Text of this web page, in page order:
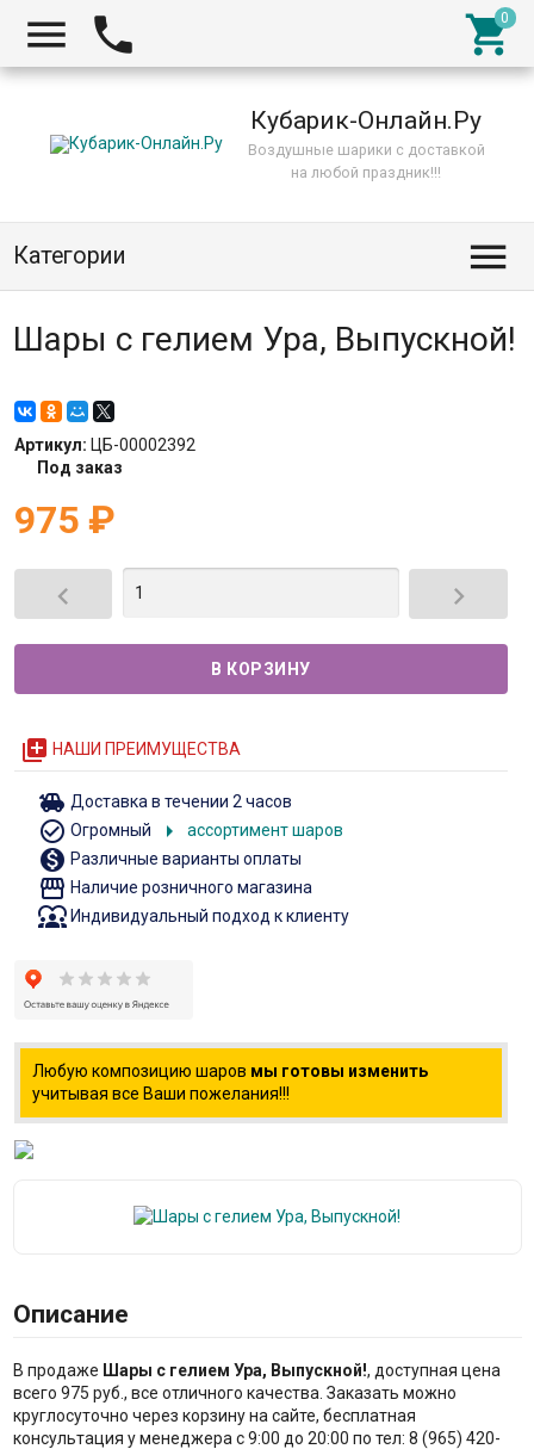
  
Кубарик-Онлайн.Ру
Воздушные шарики с доставкой
на любой праздник!!!
Категории 
Шары с гелием Ура, Выпускной!
Артикул: ЦБ-00002392
Под заказ
975 ₽
 
queue НАШИ ПРЕИМУЩЕСТВА
toys Доставка в течении 2 часов
check_circle_outline Огромный arrow_right ассортимент шаров
monetization_on Различные варианты оплаты
storefront Наличие розничного магазина
diversity_1Индивидуальный подход к клиенту
Любую композицию шаров мы готовы изменить
учитывая все Ваши пожелания!!!
Описание
В продаже Шары с гелием Ура, Выпускной!, доступная цена
всего 975 руб., все отличного качества. Заказать можно
круглосуточно через корзину на сайте, бесплатная
консультация у менеджера с 9:00 до 20:00 по тел: 8 (965) 420-